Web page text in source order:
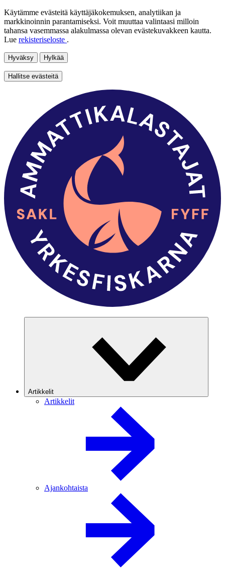
Käytämme evästeitä käyttäjäkokemuksen, analytiikan ja
markkinoinnin parantamiseksi. Voit muuttaa valintaasi milloin
tahansa vasemmassa alakulmassa olevan evästekuvakkeen kautta.
Lue rekisteriseloste .
Hyväksy Hylkää
Hallitse evästeitä
Artikkelit
Artikkelit
Ajankohtaista